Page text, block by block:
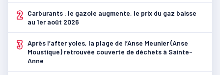
2
Carburants : le gazole augmente, le prix du gaz baisse
au 1er août 2026
3 Après l’after yoles, la plage de l’Anse Meunier (Anse
Moustique) retrouvée couverte de déchets à Sainte-
Anne